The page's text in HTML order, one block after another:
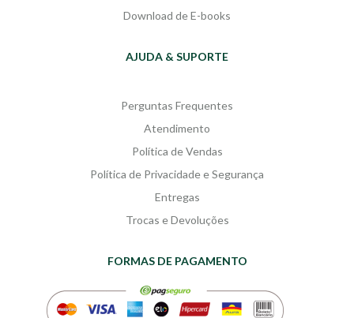
Download de E-books
AJUDA & SUPORTE
Perguntas Frequentes
Atendimento
Política de Vendas
Política de Privacidade e Segurança
Entregas
Trocas e Devoluções
FORMAS DE PAGAMENTO